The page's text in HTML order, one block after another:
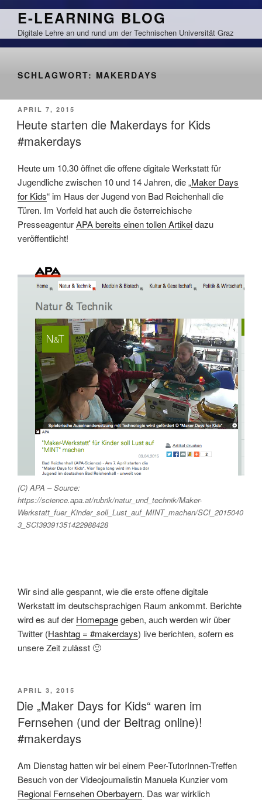
Zum
springen
E-LEARNING BLOG
Digitale Lehre an und rund um der Technischen Universität Graz
SCHLAGWORT: MAKERDAYS
VERÖFFENTLICHT
AM
APRIL 7, 2015
Heute starten die Makerdays for Kids
#makerdays
Heute um 10.30 öffnet die offene digitale Werkstatt für
Jugendliche zwischen 10 und 14 Jahren, die „Maker Days
for Kids“ im Haus der Jugend von Bad Reichenhall die
Türen. Im Vorfeld hat auch die österreichische
PresseagenturAPA bereits einen tollen Artikeldazu
veröffentlicht!
(C) APA – Source:
https://science.apa.at/rubrik/natur_und_technik/Maker-
Werkstatt_fuer_Kinder_soll_Lust_auf_MINT_machen/SCI_2015040
3_SCI39391351422988428
Wir sind alle gespannt, wie die erste offene digitale
Werkstatt im deutschsprachigen Raum ankommt. Berichte
wird es auf der Homepagegeben, auch werden wir über
Twitter (Hashtag = #makerdays) live berichten, sofern es
unsere Zeit zulässt 🙂
VERÖFFENTLICHT
AM
APRIL 3, 2015
Die „Maker Days for Kids“ waren im
Fernsehen (und der Beitrag online)!
#makerdays
Am Dienstag hatten wir bei einem Peer-TutorInnen-Treffen
Besuch von der Videojournalistin Manuela Kunzier vom
Regional Fernsehen Oberbayern. Das war wirklich